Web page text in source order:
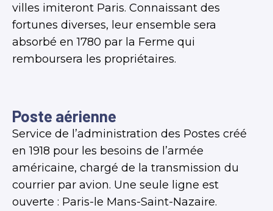
villes imiteront Paris. Connaissant des
fortunes diverses, leur ensemble sera
absorbé en 1780 par la Ferme qui
remboursera les propriétaires.
Poste aérienne
Service de l’administration des Postes créé
en 1918 pour les besoins de l’armée
américaine, chargé de la transmission du
courrier par avion. Une seule ligne est
ouverte : Paris-le Mans-Saint-Nazaire.